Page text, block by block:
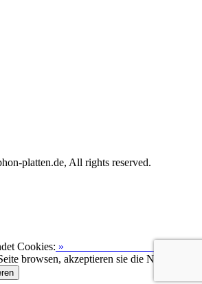
platten.de, All rights reserved.
Cookies: »
browsen, akzeptieren sie die Nutzung